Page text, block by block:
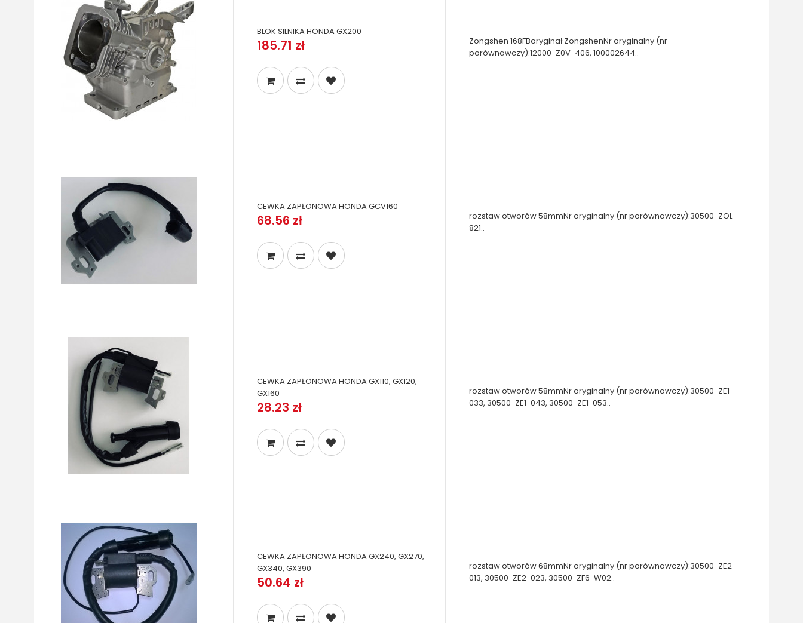
BLOK SILNIKA HONDA GX200
185.71 zł
Zongshen 168FBoryginał ZongshenNr oryginalny (nr
porównawczy):12000-Z0V-406, 100002644..
CEWKA ZAPŁONOWA HONDA GCV160
68.56 zł
rozstaw otworów 58mmNr oryginalny (nr porównawczy):30500-ZOL-
821..
CEWKA ZAPŁONOWA HONDA GX110, GX120,
GX160
28.23 zł
rozstaw otworów 58mmNr oryginalny (nr porównawczy):30500-ZE1-
033, 30500-ZE1-043, 30500-ZE1-053..
CEWKA ZAPŁONOWA HONDA GX240, GX270,
GX340, GX390
50.64 zł
rozstaw otworów 68mmNr oryginalny (nr porównawczy):30500-ZE2-
013, 30500-ZE2-023, 30500-ZF6-W02..